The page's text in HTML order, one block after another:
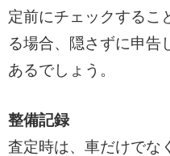
定前にチェックするこ
る場合、隠さずに申告
あるでしょう。
整備記録
査定時は、車だけでな